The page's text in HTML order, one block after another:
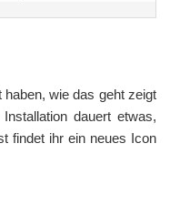
wie das geht zeigt
dauert etwas,
findet ihr ein neues Icon